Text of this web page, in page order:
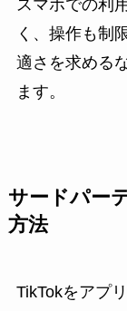
スマホでの利
く、操作も制
適さを求める
ます。
サードパー
方法
TikTokをアプ